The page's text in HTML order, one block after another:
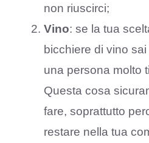
non riuscirci;
Vino: se la tua
bicchiere di vino
una persona molto
Questa cosa
fare, soprattutto
restare nella tua